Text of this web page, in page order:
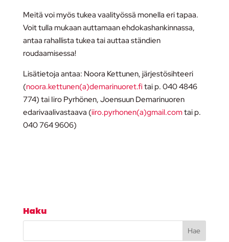
Meitä voi myös tukea vaalityössä monella eri tapaa.
Voit tulla mukaan auttamaan ehdokashankinnassa,
antaa rahallista tukea tai auttaa ständien
roudaamisessa!
Lisätietoja antaa: Noora Kettunen, järjestösihteeri
(noora.kettunen(a)demarinuoret.fi tai p. 040 4846
774) tai Iiro Pyrhönen, Joensuun Demarinuoren
edarivaalivastaava (iiro.pyrhonen(a)gmail.comtai p.
040 764 9606)
Haku